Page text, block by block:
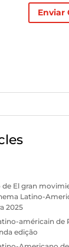
de El gran
Latino-
2025
américain de
edição